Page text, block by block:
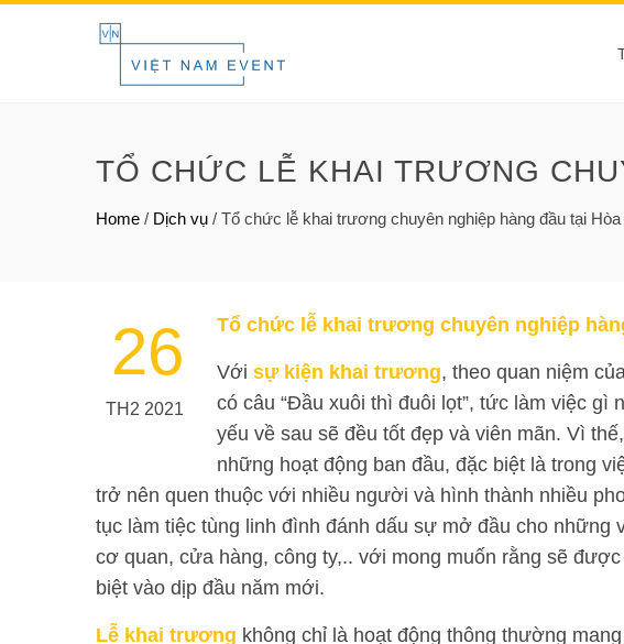
TỔ CHỨC LỄ KHAI TRƯƠNG
Home / Dịch vụ / Tổ chức lễ khai trương chuyên nghiệp hàng đầu tại
26
TH2 2021
Tổ chức lễ khai trương chuyên nghiệp
Với sự kiện khai trương, theo quan niệm
có câu “Đầu xuôi thì đuôi lọt”, tức làm việc gì
yếu về sau sẽ đều tốt đẹp và viên mãn. Vì
những hoạt động ban đầu, đặc biệt là trong
trở nên quen thuộc với nhiều người và hình thành nhiều
tục làm tiệc tùng linh đình đánh dấu sự mở đầu cho những
cơ quan, cửa hàng, công ty,.. với mong muốn rằng sẽ
biệt vào dịp đầu năm mới.
Lễ khai trương không chỉ là hoạt động thông thường